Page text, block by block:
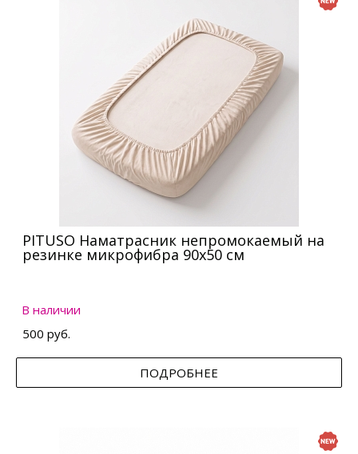
PITUSO Наматрасник непромокаемый на
резинке микрофибра 90х50 см
В наличии
500 руб.
ПОДРОБНЕЕ